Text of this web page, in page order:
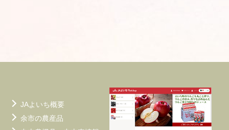
ョ
JAよいち概要
余市の農産品